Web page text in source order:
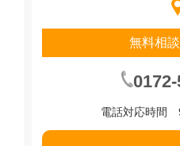
無料相
電話対応時間